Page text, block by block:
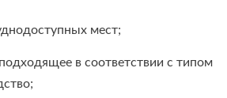
мест;
в соответствии с типом